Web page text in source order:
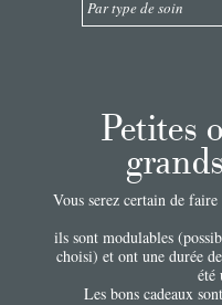
Petites
Vous serez certain de
ils sont modulables
choisi) et ont une durée
été
Les bons cadeaux